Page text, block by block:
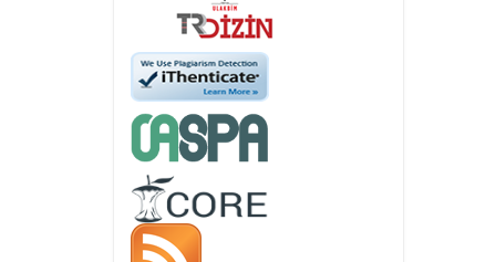
Öndenetimden geçen
makaleler için, 100 Avro
Makale İşletim Ücreti (APC)
alınmaktadır.
Hakem sürecine alınacak